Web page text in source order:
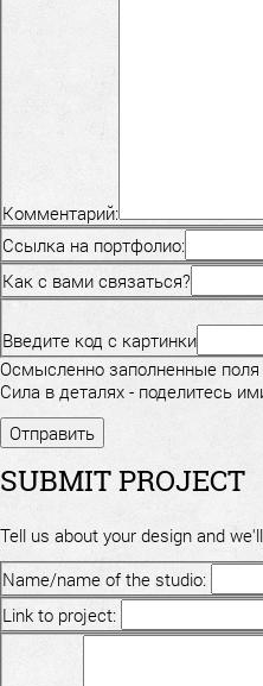
Комментарий:
Ссылка на портфолио:
Как с вами связаться?
Введите код с картинки
Осмысленно заполненные
Сила в деталях - поделитесь
SUBMIT PROJECT
Tell us about your design and
Name/name of the studio:
Link to project: